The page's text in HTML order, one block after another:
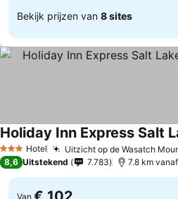
Bekijk prijzen van 8 sites
3 SterrenHotel Uitzicht op de Wasatch
Prijzen bekijken
8,6 Uitstekend 7.783 7.8 km
Van